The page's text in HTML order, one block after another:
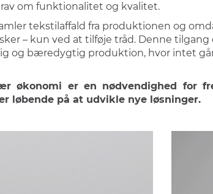
om funktionalitet og kvalitet.
tekstilaffald fra produktionen og
– kun ved at tilføje tråd. Denne
og bæredygtig produktion, hvor intet
økonomi er en nødvendighed for
løbende på at udvikle nye løsninger.